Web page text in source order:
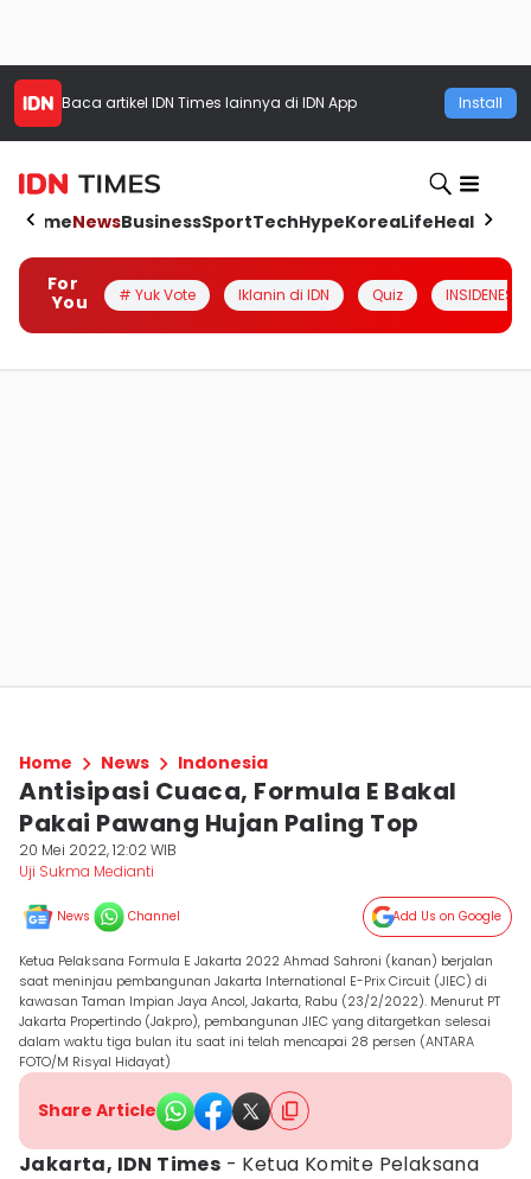
Baca artikel IDN Times lainnya di IDN App Install
HomeNewsBusinessSportTechHypeKoreaLifeHealth
For
You
# Yuk Vote Iklanin di IDN Quiz INSIDENESIA
Home News Indonesia
Antisipasi Cuaca, Formula E Bakal
Pakai Pawang Hujan Paling Top
20 Mei 2022, 12:02 WIB
Uji Sukma Medianti
News Channel Add Us on Google
Ketua Pelaksana Formula E Jakarta 2022 Ahmad Sahroni (kanan) berjalan
saat meninjau pembangunan Jakarta International E-Prix Circuit (JIEC) di
kawasan Taman Impian Jaya Ancol, Jakarta, Rabu (23/2/2022). Menurut PT
Jakarta Propertindo (Jakpro), pembangunan JIEC yang ditargetkan selesai
dalam waktu tiga bulan itu saat ini telah mencapai 28 persen (ANTARA
FOTO/M Risyal Hidayat)
Share Article
Jakarta, IDN Times - Ketua Komite Pelaksana